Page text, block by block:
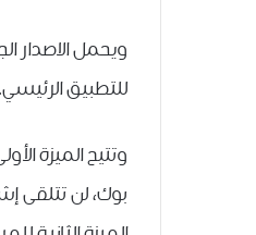
ويحمل الاصدار
ﻟﻠﺘﻄﺒﻴﻖ ﺍﻟﺮﺋﻴﺴﻲ.
وتتيح الميزة
ﺑﻮﻙ، ﻟﻦ ﺗﺘﻠﻘﻰ